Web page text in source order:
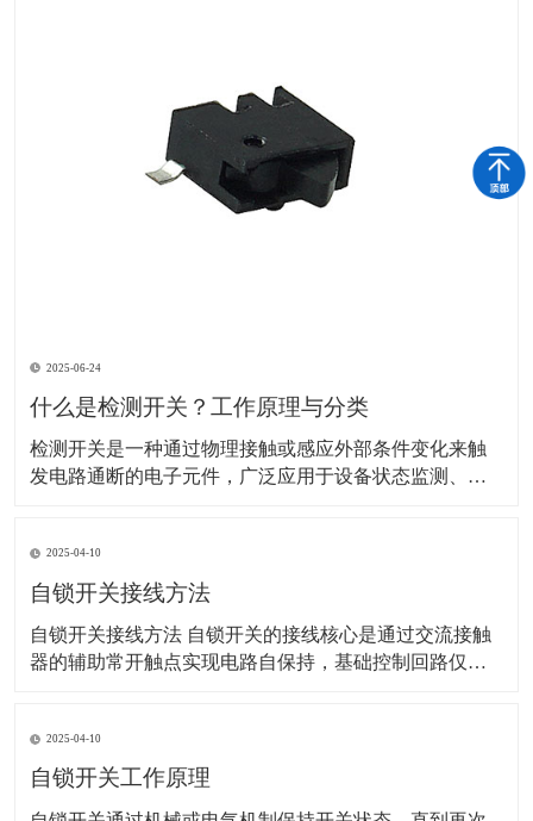
2025-06-24
什么是检测开关？工作原理与分类
检测开关是一种通过物理接触或感应外部条件变化来触
发电路通断的电子元件，广泛应用于设备状态监测、安
内部电路状态： 机械式：外力（如按压、位移）使内部
弹片或触点变形，直接连通或断开电路。 示
2025-04-10
自锁开关接线方法
自锁开关接线方法 自锁开关的接线核心是通过交流接触
器的辅助常开触点实现电路自保持，基础控制回路仅需6
触器线圈的A1端子，火线（L）经熔断器后接入热继电器
常闭触点（95），再连接至停
2025-04-10
自锁开关工作原理